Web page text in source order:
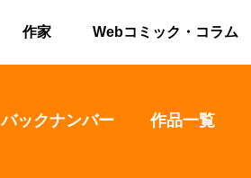
作家 Webコミック・コラム
バックナンバー 作品一覧